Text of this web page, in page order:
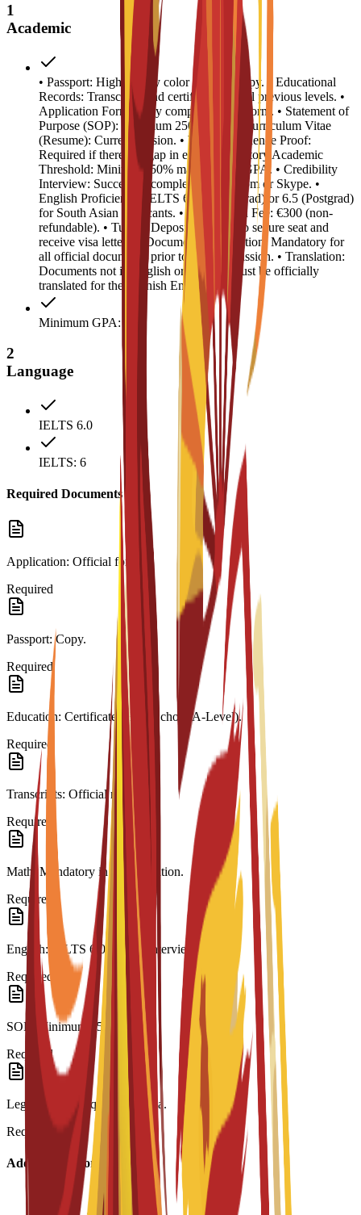
1
Academic
• Passport: High-quality color scanned copy. • Educational
Records: Transcripts and certificates for all previous levels. •
Application Form: Fully completed C3S form. • Statement of
Purpose (SOP): Minimum 250 words. • Curriculum Vitae
(Resume): Current version. • Work Experience Proof:
Required if there is a gap in education history.Academic
Threshold: Minimum 50% marks or 2.5 GPA. • Credibility
Interview: Successful completion via Zoom or Skype. •
English Proficiency: IELTS 6.0 (Undergrad) or 6.5 (Postgrad)
for South Asian applicants. • Registration Fee: €300 (non-
refundable). • Tuition Deposit: €4,500 (to secure seat and
receive visa letter). • Document Legalization: Mandatory for
all official documents prior to visa submission. • Translation:
Documents not in English or Spanish must be officially
translated for the Spanish Embassy.
Minimum GPA: 2.5
2
Language
IELTS 6.0
IELTS: 6
Required Documents
Application: Official form.
Required
Passport: Copy.
Required
Education: Certificate (High School/A-Level).
Required
Transcripts: Official records.
Required
Math: Mandatory in last education.
Required
English: IELTS 6.0 or C3S interview.
Required
SOP: Minimum 250 words.
Required
Legalization: Required for visa.
Required
Additional Information